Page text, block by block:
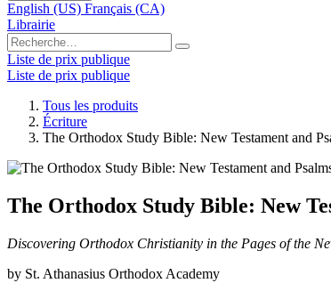
English (US) Français (CA)
Librairie
Liste de prix publique
Liste de prix publique
Tous les produits
Écriture
The Orthodox Study Bible: New Testament and
The Orthodox Study Bible: New
Discovering Orthodox Christianity in the Pages of the
by St. Athanasius Orthodox Academy